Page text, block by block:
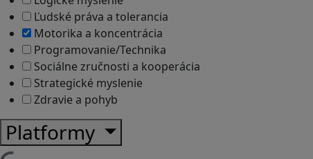
Ľudské práva a tolerancia
Motorika a koncentrácia
Programovanie/Technika
Sociálne zručnosti a kooperácia
Strategické myslenie
Zdravie a pohyb
Platformy